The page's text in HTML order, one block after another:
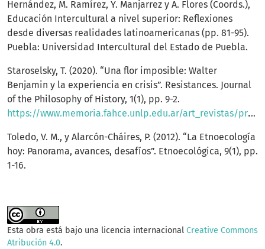
Hernández, M. Ramírez, Y. Manjarrez y A. Flores (Coords.),
Educación Intercultural a nivel superior: Reflexiones
desde diversas realidades latinoamericanas (pp. 81-95).
Puebla: Universidad Intercultural del Estado de Puebla.
Staroselsky, T. (2020). “Una flor imposible: Walter
Benjamin y la experiencia en crisis”. Resistances. Journal
of the Philosophy of History, 1(1), pp. 9-2.
https://www.memoria.fahce.unlp.edu.ar/art_revistas/pr.12424/pr.12424.pdf
Toledo, V. M., y Alarcón-Cháires, P. (2012). “La Etnoecología
hoy: Panorama, avances, desafíos”. Etnoecológica, 9(1), pp.
1-16.
Esta obra está bajo una licencia internacional Creative Commons
Atribución 4.0.